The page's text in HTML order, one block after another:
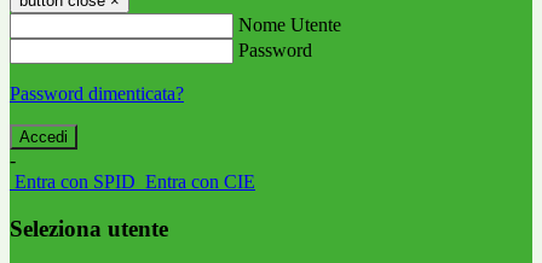
Nome Utente
Password
Password dimenticata?
-
Entra con SPID Entra con CIE
Seleziona utente